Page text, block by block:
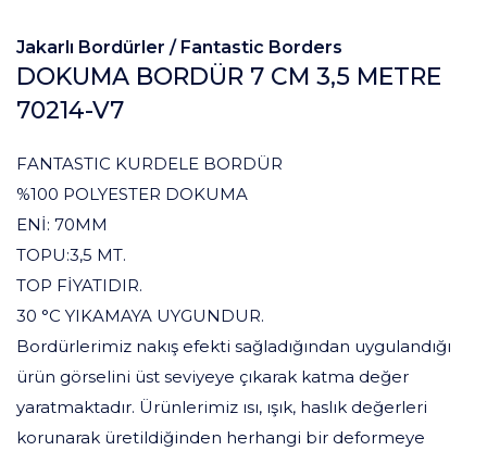
Jakarlı Bordürler / Fantastic Borders
DOKUMA BORDÜR 7 CM 3,5 METRE
70214-V7
FANTASTIC KURDELE BORDÜR
%100 POLYESTER DOKUMA
ENİ: 70MM
TOPU:3,5 MT.
TOP FİYATIDIR.
30 °C YIKAMAYA UYGUNDUR.
Bordürlerimiz nakış efekti sağladığından uygulandığı
ürün görselini üst seviyeye çıkarak katma değer
yaratmaktadır. Ürünlerimiz ısı, ışık, haslık değerleri
korunarak üretildiğinden herhangi bir deformeye